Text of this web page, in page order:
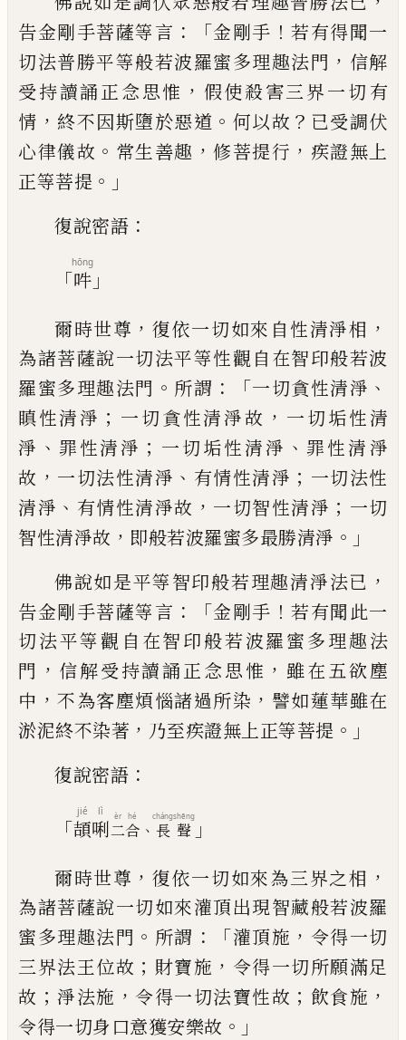
告金剛手菩薩等言 ：「金剛手 ！ 若有得聞一
切法普勝平等般若波羅蜜多理趣法門 ， 信解
受持讀誦正念思惟 ， 假使殺害三界一切有
情 ， 終不因斯墮於惡道 。 何以故 ？ 已受調伏
心律儀故 。 常生善趣 ， 修菩提行 ， 疾證無上
正等菩提 。」
復說密語 ：
「吽
hōng
」
爾時世尊 ， 復依一切如來自性清淨相 ，
為諸菩薩說一切法平等性觀自在智印般若波
羅蜜多理趣法門 。 所謂 ：「一切貪性清淨 、
瞋性清淨 ； 一切貪性清淨故 ， 一切垢性清
淨 、 罪性清淨 ； 一切垢性清淨 、 罪性清淨
故 ， 一切法性清淨 、 有情性清淨 ； 一切法性
清淨 、 有情性清淨故 ， 一切智性清淨 ； 一切
智性清淨故 ， 即般若波羅蜜多最勝清淨 。」
佛說如是平等智印般若理趣清淨法已 ，
告金剛手菩薩等言 ：「金剛手 ！ 若有聞此一
切法平等觀自在智印般若波羅蜜多理趣法
門 ， 信解受持讀誦正念思惟 ， 雖在五欲塵
中 ， 不為客塵煩惱諸過所染 ， 譬如蓮華雖在
淤泥終不染著 ， 乃至疾證無 上正等菩提 。」
復說密語 ：
「頡
jié
唎
lì
二
èr
合
hé
、 長
cháng
聲
shēng 」
爾時世尊 ， 復依一切如來為三界之相 ，
為諸菩薩說一切如來灌頂出現智藏般若波羅
蜜多理趣法門 。 所謂 ：「灌頂施 ， 令得一切
三界法王位故 ； 財寶施 ， 令得一切所願滿足
故 ； 淨法施 ， 令得一切法寶性故 ； 飲食施 ，
令得一切身口意獲安樂故 。」